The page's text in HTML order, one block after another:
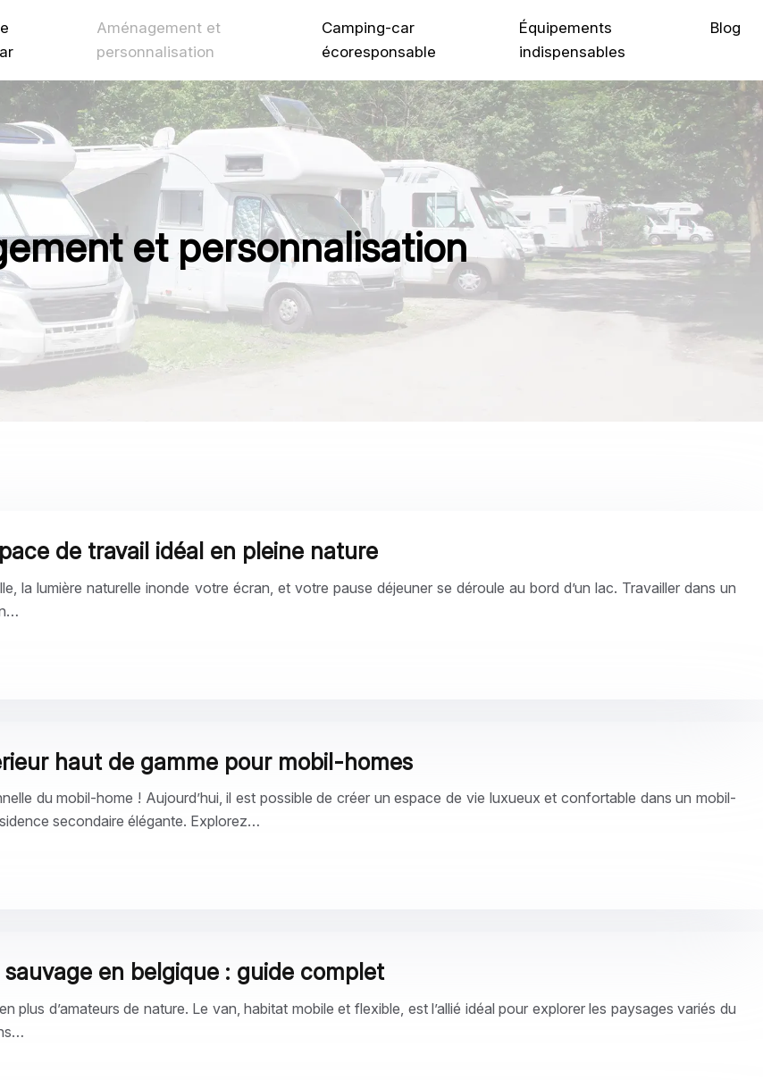
Aménagement et
personnalisation
Camping-car
écoresponsable
Équipements
indispensables
Blog
et personnalisation
de travail idéal en pleine nature
la lumière naturelle inonde votre écran, et votre pause déjeuner se déroule au bord d’un lac. Travailler dans un
haut de gamme pour mobil-homes
du mobil-home ! Aujourd’hui, il est possible de créer un espace de vie luxueux et confortable dans un mobil-
secondaire élégante. Explorez…
en belgique : guide complet
plus d’amateurs de nature. Le van, habitat mobile et flexible, est l’allié idéal pour explorer les paysages variés du